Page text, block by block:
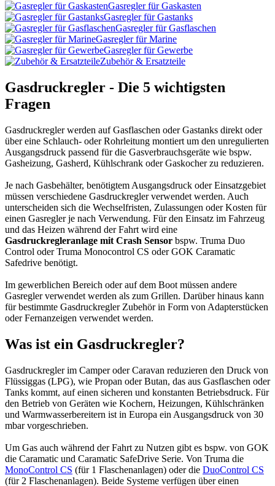
Gasregler für Gaskasten
Gasregler für Gastanks
Gasregler für Gasflaschen
Gasregler für Marine
Gasregler für Gewerbe
Zubehör & Ersatzteile
Gasdruckregler - Die 5 wichtigsten
Fragen
Gasdruckregler werden auf Gasflaschen oder Gastanks direkt oder
über eine Schlauch- oder Rohrleitung montiert um den unregulierten
Ausgangsdruck passend für die Gasverbrauchsgeräte wie bspw.
Gasheizung, Gasherd, Kühlschrank oder Gaskocher zu reduzieren.
Je nach Gasbehälter, benötigtem Ausgangsdruck oder Einsatzgebiet
müssen verschiedene Gasdruckregler verwendet werden. Auch
unterscheiden sich die Wechselfristen, Zulassungen oder Kosten für
einen Gasregler je nach Verwendung. Für den Einsatz im Fahrzeug
und das Heizen während der Fahrt wird eine
Gasdruckregleranlage mit Crash Sensor bspw. Truma Duo
Control oder Truma Monocontrol CS oder GOK Caramatic
Safedrive benötigt.
Im gewerblichen Bereich oder auf dem Boot müssen andere
Gasregler verwendet werden als zum Grillen. Darüber hinaus kann
für bestimmte Gasdruckregler Zubehör in Form von Adapterstücken
oder Fernanzeigen verwendet werden.
Was ist ein Gasdruckregler?
Gasdruckregler im Camper oder Caravan reduzieren den Druck von
Flüssiggas (LPG), wie Propan oder Butan, das aus Gasflaschen oder
Tanks kommt, auf einen sicheren und konstanten Betriebsdruck. Für
den Betrieb von Geräten wie Kochern, Heizungen, Kühlschränken
und Warmwasserbereitern ist in Europa ein Ausgangsdruck von 30
mbar vorgeschrieben.
Um Gas auch während der Fahrt zu Nutzen gibt es bspw. von GOK
die Caramatic und Caramatic SafeDrive Serie. Von Truma die
MonoControl CS (für 1 Flaschenanlagen) oder die DuoControl CS
(für 2 Flaschenanlagen). Beide Systeme verfügen über einen